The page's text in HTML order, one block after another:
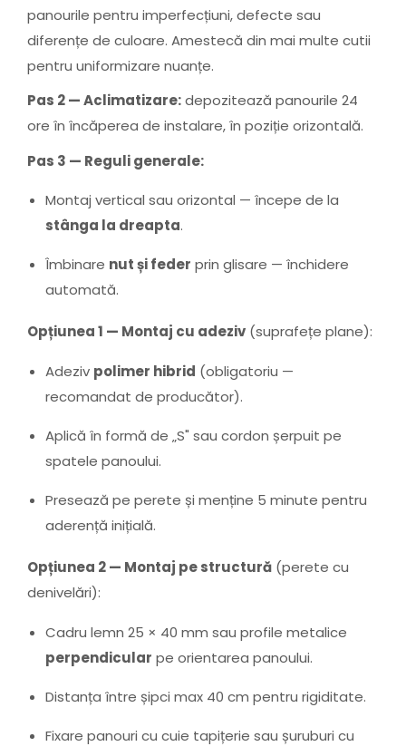
panourile pentru imperfecțiuni, defecte sau
diferențe de culoare. Amestecă din mai multe cutii
pentru uniformizare nuanțe.
Pas 2 — Aclimatizare:depozitează panourile 24
ore în încăperea de instalare, în poziție orizontală.
Pas 3 — Reguli generale:
Montaj vertical sau orizontal — începe de la
stânga la dreapta.
Îmbinare nut și feder prin glisare — închidere
automată.
Opțiunea 1 — Montaj cu adeziv (suprafețe plane):
Adeziv polimer hibrid (obligatoriu —
recomandat de producător).
Aplică în formă de „S" sau cordon șerpuit pe
spatele panoului.
Presează pe perete și menține 5 minute pentru
aderență inițială.
Opțiunea 2 — Montaj pe structură (perete cu
denivelări):
Cadru lemn 25 × 40 mm sau profile metalice
perpendicular pe orientarea panoului.
Distanța între șipci max 40 cm pentru rigiditate.
Fixare panouri cu cuie tapițerie sau șuruburi cu